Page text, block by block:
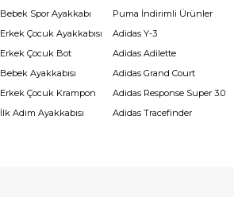
Bebek Spor Ayakkabı
Erkek Çocuk Ayakkabısı
Erkek Çocuk Bot
Bebek Ayakkabısı
Erkek Çocuk Krampon
İlk Adım Ayakkabısı
Puma İndirimli Ürünler
Adidas Y-3
Adidas Adilette
Adidas Grand Court
Adidas Response Super 3.0
Adidas Tracefinder